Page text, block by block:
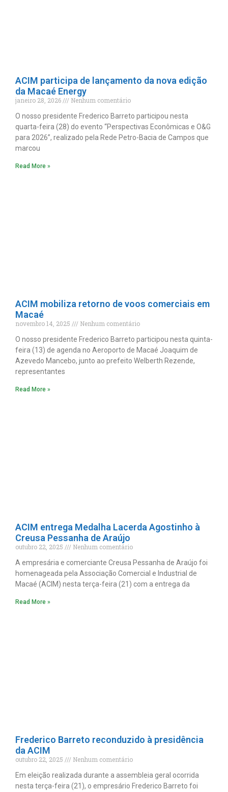
ACIM participa de lançamento da nova edição
da Macaé Energy
janeiro 28, 2026
Nenhum comentário
O nosso presidente Frederico Barreto participou nesta
quarta-feira (28) do evento “Perspectivas Econômicas e O&G
para 2026”, realizado pela Rede Petro-Bacia de Campos que
marcou
Read More »
ACIM mobiliza retorno de voos comerciais em
Macaé
novembro 14, 2025
Nenhum comentário
O nosso presidente Frederico Barreto participou nesta quinta-
feira (13) de agenda no Aeroporto de Macaé Joaquim de
Azevedo Mancebo, junto ao prefeito Welberth Rezende,
representantes
Read More »
ACIM entrega Medalha Lacerda Agostinho à
Creusa Pessanha de Araújo
outubro 22, 2025
Nenhum comentário
A empresária e comerciante Creusa Pessanha de Araújo foi
homenageada pela Associação Comercial e Industrial de
Macaé (ACIM) nesta terça-feira (21) com a entrega da
Read More »
Frederico Barreto reconduzido à presidência
da ACIM
outubro 22, 2025
Nenhum comentário
Em eleição realizada durante a assembleia geral ocorrida
nesta terça-feira (21), o empresário Frederico Barreto foi